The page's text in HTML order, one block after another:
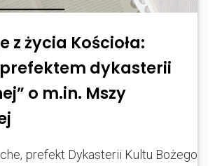
z życia Kościoła:
dykasterii
o m.in. Mszy
prefekt Dykasterii Kultu Bożego